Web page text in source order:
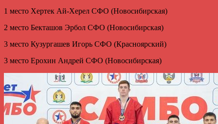
1 место Хертек Ай-Херел СФО (Новосибирская)
2 место Бекташов Эрбол СФО (Новосибирская)
3 место Кузургашев Игорь СФО (Красноярский)
3 место Ерохин Андрей СФО (Новосибирская)